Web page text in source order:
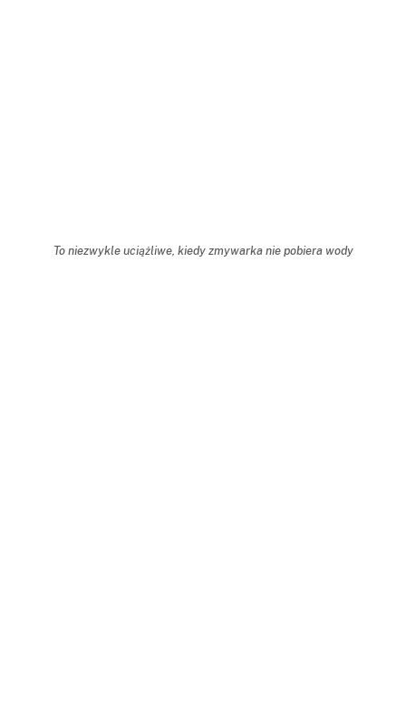
To niezwykle uciążliwe, kiedy zmywarka nie pobiera wody